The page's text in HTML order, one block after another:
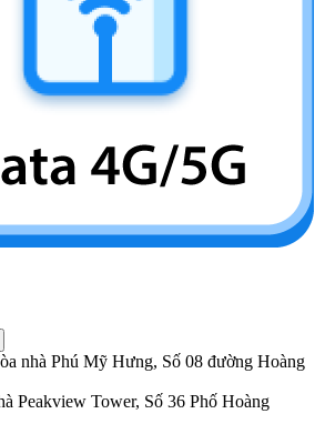
nhà Phú Mỹ Hưng, Số 08 đường Hoàng
Peakview Tower, Số 36 Phố Hoàng